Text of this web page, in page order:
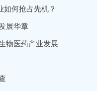
如何抢占先机？
展华章
物医药产业发展